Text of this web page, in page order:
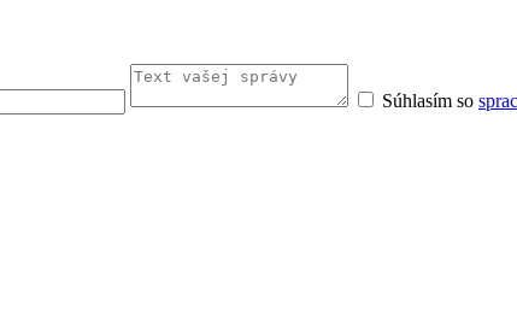
Súhlasím so